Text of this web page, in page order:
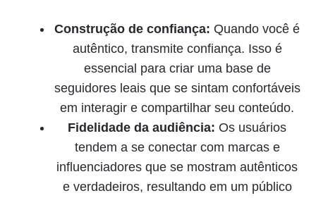
Construção de confiança: Quando você é
autêntico, transmite confiança. Isso é
essencial para criar uma base de
seguidores leais que se sintam confortáveis
em interagir e compartilhar seu conteúdo.
Fidelidade da audiência: Os usuários
tendem a se conectar com marcas e
influenciadores que se mostram autênticos
e verdadeiros, resultando em um público